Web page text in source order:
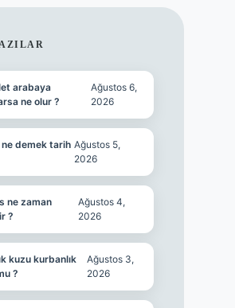
arabaya
ne olur ?
Ağustos 6,
2026
ne demek tarih Ağustos 5,
2026
ne zaman
?
Ağustos 4,
2026
kuzu kurbanlık
?
Ağustos 3,
2026
vdcasino güncel giriş